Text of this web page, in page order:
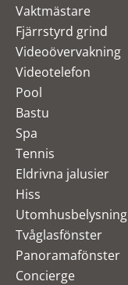
Vaktmästare
Fjärrstyrd grind
Videoövervakning
Videotelefon
Pool
Bastu
Spa
Tennis
Eldrivna jalusier
Hiss
Utomhusbelysning
Tvåglasfönster
Panoramafönster
Concierge